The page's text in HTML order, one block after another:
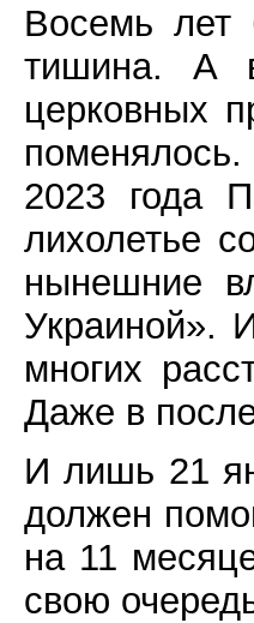
Восемь
тишина. А
церковных
2023 года
лихолетье
нынешние
Украиной».
многих
Даже в
И лишь 21
должен
на 11
свою